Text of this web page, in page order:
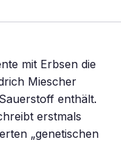
mit Erbsen die
Miescher
enthält.
erstmals
„genetischen